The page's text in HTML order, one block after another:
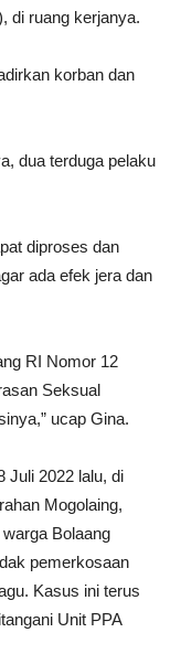
di ruang kerjanya.
korban dan
dua terduga pelaku
diproses dan
ada efek jera dan
RI Nomor 12
Seksual
ucap Gina.
Juli 2022 lalu, di
Mogolaing,
Bolaang
pemerkosaan
Kasus ini terus
Unit PPA